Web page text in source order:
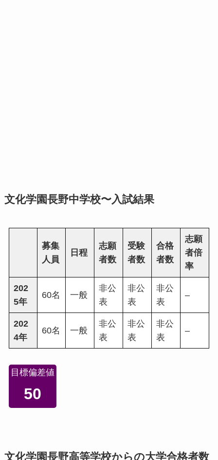
文化学園長野中学校〜入試結果
募集
人員
日程
志願
者数
受験
者数
合格
者数
志願
者倍
率
202
5年
60名 一般
非公
表
非公
表
非公
表
–
202
4年
60名 一般
非公
表
非公
表
非公
表
–
目標偏差値
50
文化学園長野高等学校からの大学合格者数